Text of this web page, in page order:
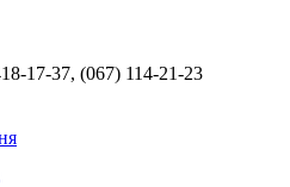
17-37, (067) 114-21-23